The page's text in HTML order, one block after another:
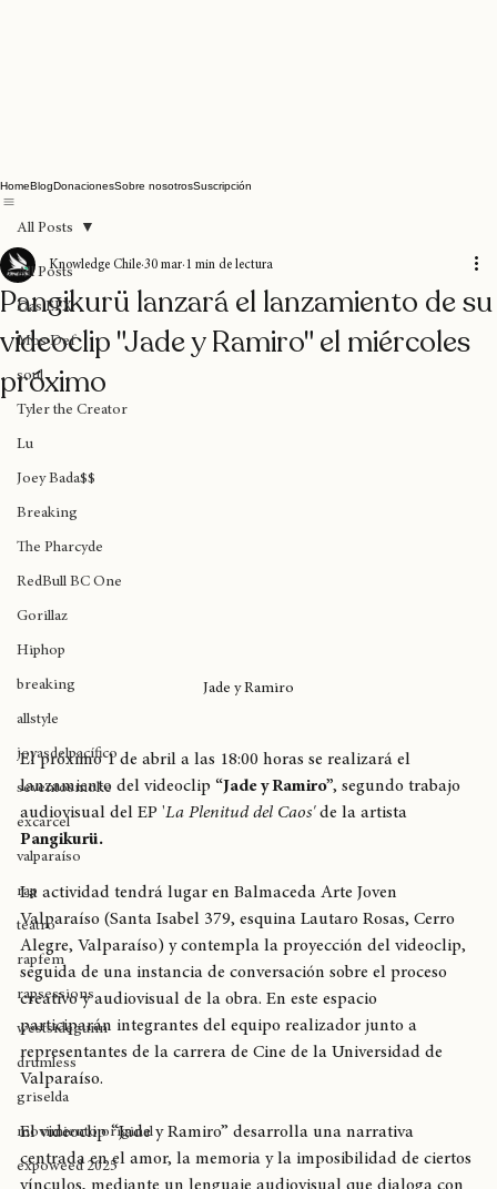
HomeBlog Donaciones
All Posts
Das EFX
Mos Def
soul
Tyler the Creator
Lu
Joey Bada$$
Breaking
The Pharcyde
RedBull BC One
Gorillaz
Hiphop
breaking
allstyle
joyasdelpacífico
seventosmoke
excarcel
valparaíso
rap
teatro
rapfem
rapsessions
westsidegunn
drumless
griselda
movimiento original
All Posts
Pangikurü lanzará el lanzamiento de su
videoclip "Jade y Ramiro" el miércoles
próximo
Knowledge Chile 30 mar 1 min de lectura
El próximo 1 de abril a las 18:00 horas se realizará el
lanzamiento del videoclip
audiovisual del EP '
La actividad tendrá lugar en Balmaceda Arte Joven
Valparaíso (Santa Isabel 379, esquina Lautaro Rosas, Cerro
Alegre, Valparaíso) y contempla la proyección del videoclip,
seguida de una instancia de conversación sobre el proceso
creativo y audiovisual de la obra. En este espacio
participarán integrantes del equipo realizador junto a
representantes de la carrera de Cine de la Universidad de
El videoclip “Jade y Ramiro” desarrolla una narrativa